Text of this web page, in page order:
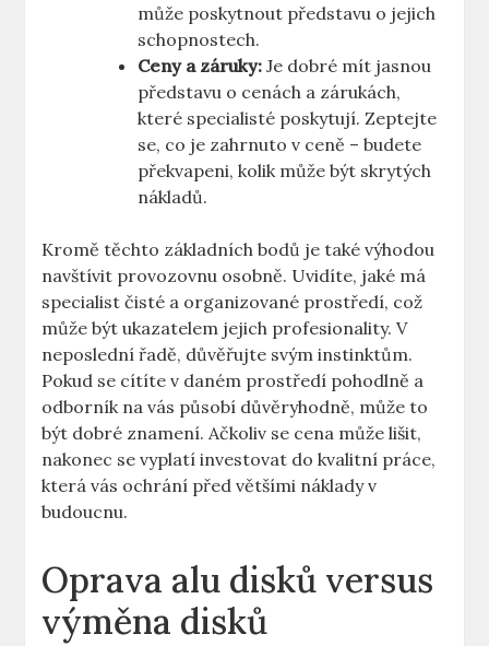
může⁣ poskytnout představu o jejich
schopnostech.
Ceny a záruky: ​Je ‌dobré mít jasnou ​
představu o cenách a zárukách,
které specialisté poskytují. Zeptejte
⁤se, ​co je zahrnuto v ceně – budete
překvapeni, kolik může být ⁤skrytých
nákladů.
Kromě těchto základních bodů je také výhodou
navštívit provozovnu osobně. Uvidíte, jaké má
⁣specialist čisté ‌a​ organizované prostředí,⁢ což⁢
může⁢ být ⁣ukazatelem jejich profesionality.‌ V
neposlední⁣ řadě, důvěřujte svým instinktům.
Pokud se cítíte v daném prostředí pohodlně a
odborník na vás působí důvěryhodně, může‍ to
být​ dobré znamení. Ačkoliv se cena může lišit,
nakonec⁢ se vyplatí ⁢investovat do kvalitní⁣ práce, ​
která⁢ vás ochrání před⁤ většími ⁤náklady v
budoucnu.
Oprava alu disků versus
výměna disků